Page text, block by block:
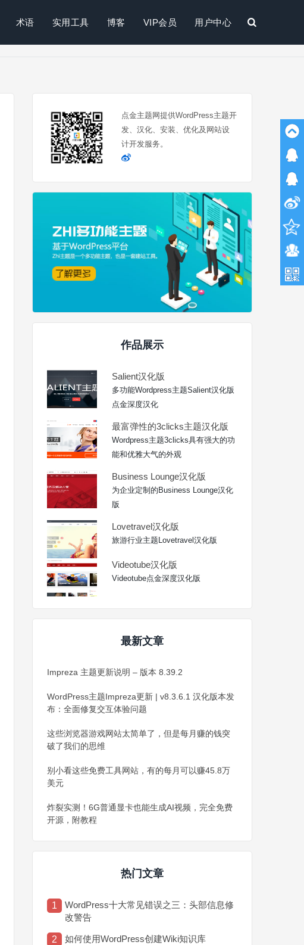
术语 实用工具 博客 VIP会员 用户中心
点金主题网提供WordPress主题开
发、汉化、安装、优化及网站设
计开发服务。
作品展示
Salient汉化版
多功能Wordpress主题Salient汉化版
点金深度汉化
最富弹性的3clicks主题汉化版
Wordpress主题3clicks具有强大的功
能和优雅大气的外观
Business Lounge汉化版
为企业定制的Business Lounge汉化
版
Lovetravel汉化版
旅游行业主题Lovetravel汉化版
Videotube汉化版
Videotube点金深度汉化版
最新文章
Impreza 主题更新说明 – 版本 8.39.2
WordPress主题Impreza更新 | v8.3.6.1 汉化版本发
布：全面修复交互体验问题
这些浏览器游戏网站太简单了，但是每月赚的钱突
破了我们的思维
别小看这些免费工具网站，有的每月可以赚45.8万
美元
炸裂实测！6G普通显卡也能生成AI视频，完全免费
开源，附教程
热门文章
1
WordPress十大常见错误之三：头部信息修
改警告
2 如何使用WordPress创建Wiki知识库